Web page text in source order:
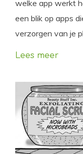
welke app werkt
een blik op apps
verzorgen van je
Lees meer